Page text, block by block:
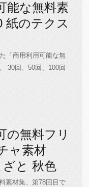
能な無料素
紙のテクス
「商用利用可能な無
30回、50回、100回
の無料フリ
ャ素材
ざと 秋色
素材集、第78回目で